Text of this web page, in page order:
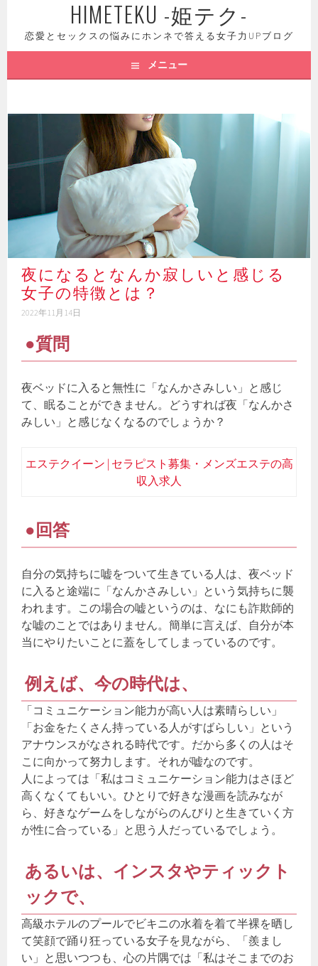
ツ
ス
プ
HIMETEKU -姫テク-
恋愛とセックスの悩みにホンネで答える女子力UPブログ
メニュー
夜になるとなんか寂しいと感じる
女子の特徴とは？
2022年11月14日
●質問
夜ベッドに入ると無性に「なんかさみしい」と感じ
て、眠ることができません。どうすれば夜「なんかさ
みしい」と感じなくなるのでしょうか？
エステクイーン | セラピスト募集・メンズエステの高
収入求人
●回答
自分の気持ちに嘘をついて生きている人は、夜ベッド
に入ると途端に「なんかさみしい」という気持ちに襲
われます。この場合の嘘というのは、なにも詐欺師的
な嘘のことではありません。簡単に言えば、自分が本
当にやりたいことに蓋をしてしまっているのです。
例えば、今の時代は、
「コミュニケーション能力が高い人は素晴らしい」
「お金をたくさん持っている人がすばらしい」という
アナウンスがなされる時代です。だから多くの人はそ
こに向かって努力します。それが嘘なのです。
人によっては「私はコミュニケーション能力はさほど
高くなくてもいい。ひとりで好きな漫画を読みなが
ら、好きなゲームをしながらのんびりと生きていく方
が性に合っている」と思う人だっているでしょう。
あるいは、インスタやティックト
ックで、
高級ホテルのプールでビキニの水着を着て半裸を晒し
て笑顔で踊り狂っている女子を見ながら、「羨まし
い」と思いつつも、心の片隅では「私はそこまでのお